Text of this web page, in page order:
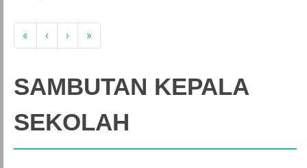
« ‹ › »
SAMBUTAN KEPALA
SEKOLAH